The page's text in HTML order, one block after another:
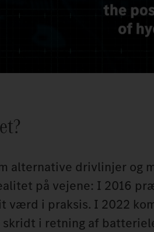
alternative drivlinjer og
på vejene: I 2016
værd i praksis. I 2022
i retning af